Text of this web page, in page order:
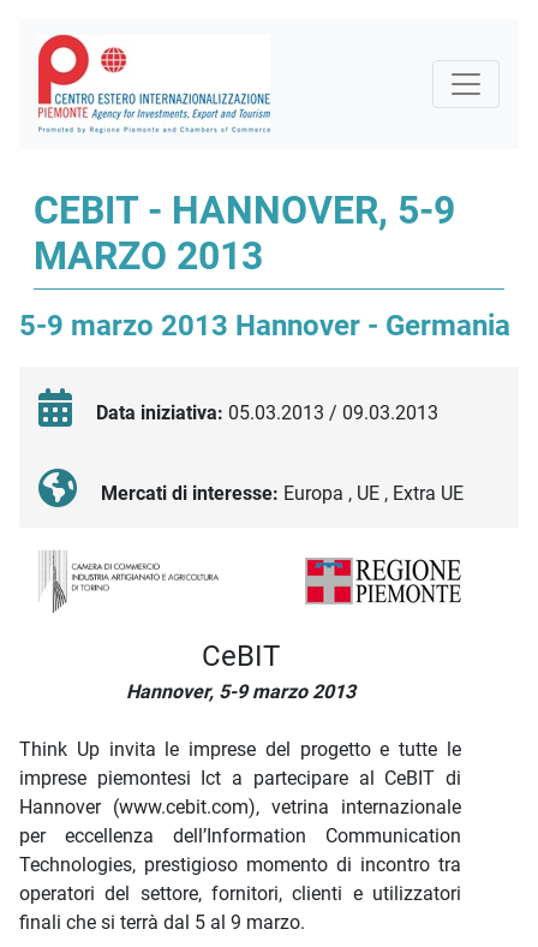
CEBIT - HANNOVER, 5-9
MARZO 2013
5-9 marzo 2013 Hannover - Germania
Data iniziativa: 05.03.2013 / 09.03.2013
Mercati di interesse: Europa , UE , Extra UE
Descrizione iniziativa
CeBIT
Hannover, 5-9 marzo 2013
Think Up invita le imprese del progetto e tutte le
imprese piemontesi Ict a partecipare al CeBIT di
Hannover (www.cebit.com), vetrina internazionale
per eccellenza dell’Information Communication
Technologies, prestigioso momento di incontro tra
operatori del settore, fornitori, clienti e utilizzatori
finali che si terrà dal 5 al 9 marzo.